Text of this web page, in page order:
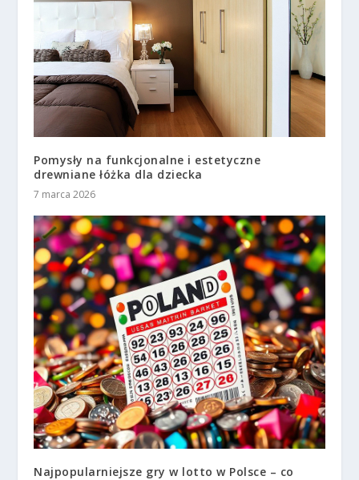
Pomysły na funkcjonalne i estetyczne
drewniane łóżka dla dziecka
7 marca 2026
Najpopularniejsze gry w lotto w Polsce – co